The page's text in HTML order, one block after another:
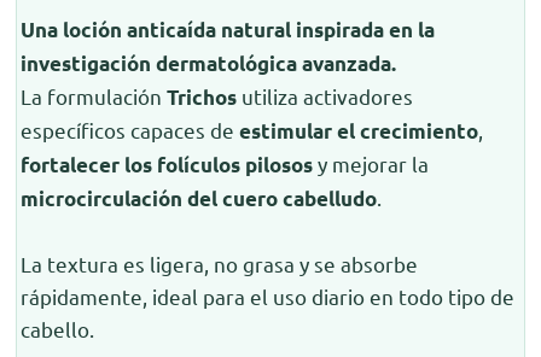
Una loción anticaída natural inspirada en la
investigación dermatológica avanzada.
La formulación Trichos utiliza activadores
específicos capaces de estimular el crecimiento
fortalecer los folículos pilososy mejorar la
microcirculación del cuero cabelludo
La textura es ligera, no grasa y se absorbe
rápidamente, ideal para el uso diario en todo tipo de
cabello.